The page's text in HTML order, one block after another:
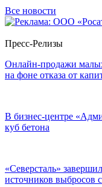
Все новости
Пресс-Релизы
Онлайн-продажи
на фоне отказа от
В бизнес-центре
куб бетона
«Северсталь»
источников выбросов